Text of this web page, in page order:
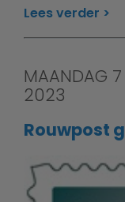
Lees verder
MAANDAG 7
2023
Rouwpost